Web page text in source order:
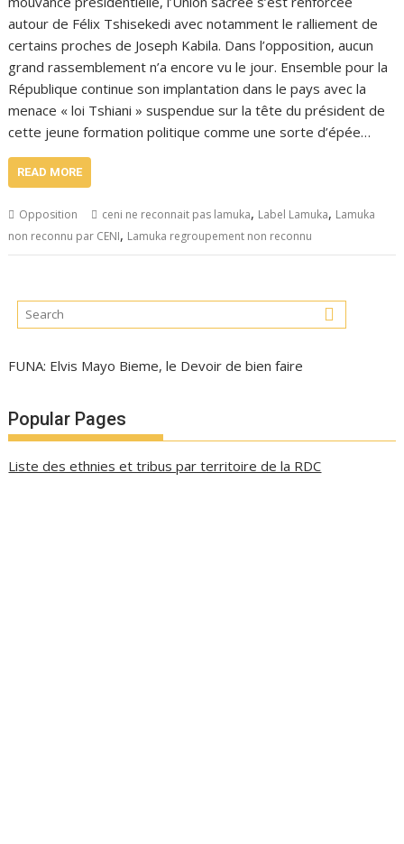
autour de Félix Tshisekedi avec notamment le ralliement de
certains proches de Joseph Kabila. Dans l’opposition, aucun
grand rassemblement n’a encore vu le jour. Ensemble pour la
République continue son implantation dans le pays avec la
menace « loi Tshiani » suspendue sur la tête du président de
cette jeune formation politique comme une sorte d’épée…
READ MORE
Opposition ceni ne reconnait pas lamuka, Label Lamuka, Lamuka
non reconnu par CENI, Lamuka regroupement non reconnu
FUNA: Elvis Mayo Bieme, le Devoir de bien faire
Popular Pages
Liste des ethnies et tribus par territoire de la RDC